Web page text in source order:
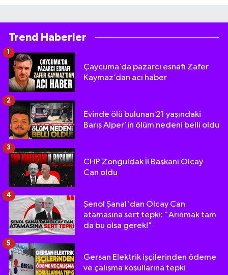
Trend Haberler
Çaycuma’da pazarcı esnafı Zafer
Kaymaz’dan acı haber
Evinde ölü bulunan 21 yaşındaki
Barış Alper'in ölüm nedeni belli oldu
2
CHP Zonguldak İl Başkanı Olcay
Can oldu
3
Şenol Şanal'dan Olcay Can
atamasına sert tepki: "Arınmak tam
da bu olsa gerek!"
4
Gersan Elektrik işçilerinden ödeme
ve çalışma koşullarına tepki
5